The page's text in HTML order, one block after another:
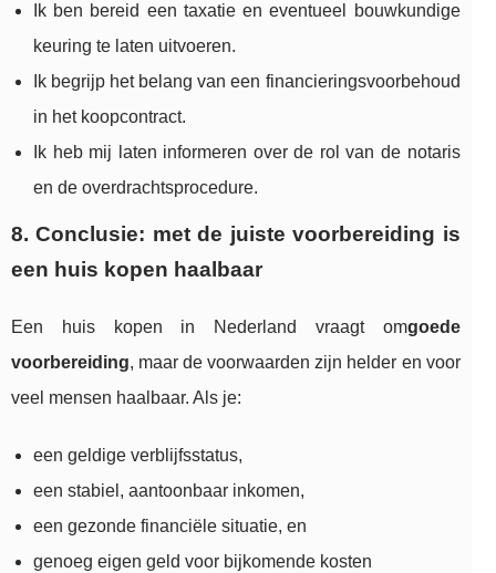
Ik ben bereid een taxatie en eventueel bouwkundige
keuring te laten uitvoeren.
Ik begrijp het belang van een financieringsvoorbehoud
in het koopcontract.
Ik heb mij laten informeren over de rol van de notaris
en de overdrachtsprocedure.
8. Conclusie: met de juiste voorbereiding is
een huis kopen haalbaar
Een huis kopen in Nederland vraagt omgoede
voorbereiding, maar de voorwaarden zijn helder en voor
veel mensen haalbaar. Als je:
een geldige verblijfsstatus,
een stabiel, aantoonbaar inkomen,
een gezonde financiële situatie, en
genoeg eigen geld voor bijkomende kosten